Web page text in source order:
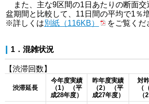
また、主な9区間の1日あたりの断面
盆期間と比較して、11日間の平均で1％
※詳しくは別紙（116KB） をご覧くだ
1．混雑状況
【渋滞回数】
渋滞延長
今年度実績
（1） （平
成28年度）
昨年度実績
（2） （平
成27年度）
対
（
（